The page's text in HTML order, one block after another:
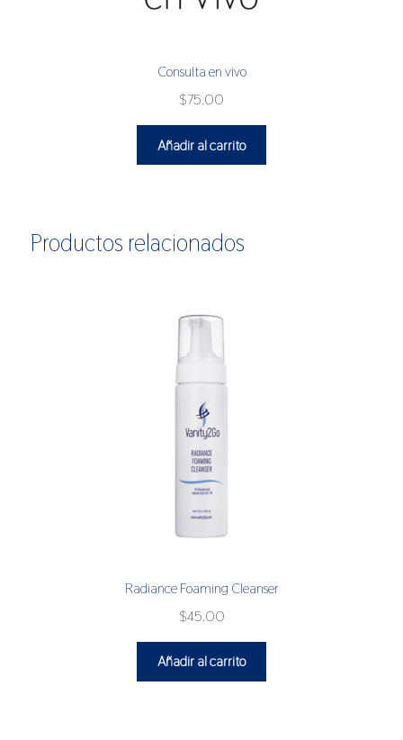
Consulta en vivo
$75.00
Añadir al carrito
Productos relacionados
Radiance Foaming Cleanser
$45.00
Añadir al carrito